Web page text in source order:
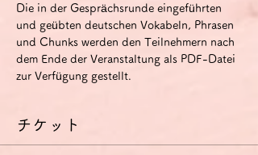
Die in der Gesprächsrunde eingeführten
und geübten deutschen Vokabeln, Phrasen
und Chunks werden den Teilnehmern nach
dem Ende der Veranstaltung als PDF-Datei
zur Verfügung gestellt.
チケット